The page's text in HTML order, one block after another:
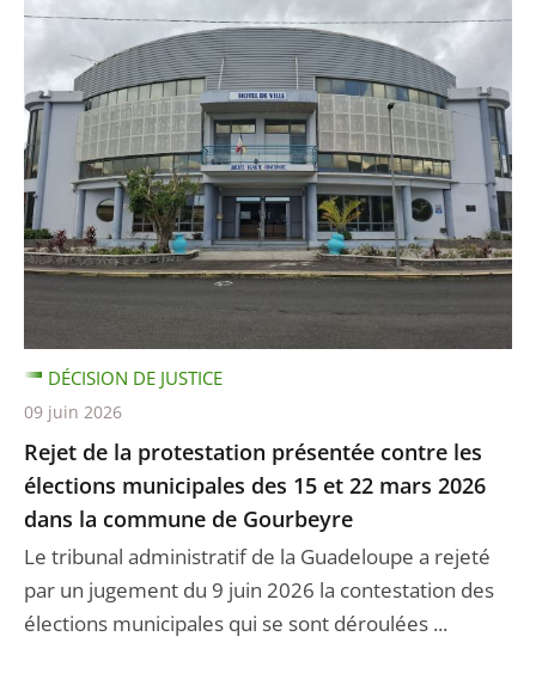
Rejet de la protestation présentée contre les
élections municipales des 15 et 22 mars 2026
dans la commune de Gourbeyre
Le tribunal administratif de la Guadeloupe a rejeté
par un jugement du 9 juin 2026 la contestation des
élections municipales qui se sont déroulées ...
DÉCISION DE JUSTICE
09 juin 2026